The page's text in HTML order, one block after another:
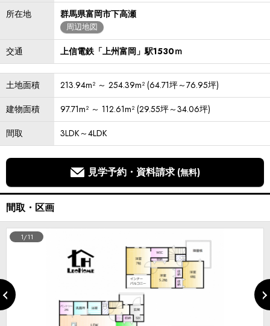
所在地 群馬県富岡市下高瀬
周辺地図
交通 上信電鉄「上州富岡」駅1530ｍ
土地面積
213.94m² ～ 254.39m² (64.71坪～76.95坪)
建物面積
97.71m² ～ 112.61m² (29.55坪～34.06坪)
間取
3LDK～4LDK
見学予約・資料請求 (無料)
間取・区画
1/11